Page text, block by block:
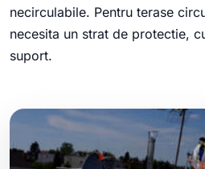
necirculabile. Pentru terase
necesita un strat de protectie,
suport.